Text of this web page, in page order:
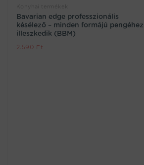
Bavarian edge professzionális
késélező – minden formájú pengéhez
illeszkedik (BBM)
2.590 Ft